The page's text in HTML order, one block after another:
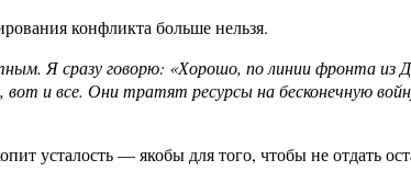
конфликта больше нельзя.
Я сразу говорю: «Хорошо, по линии фронта из
и все. Они тратят ресурсы на бесконечную
усталость — якобы для того, чтобы не отдать